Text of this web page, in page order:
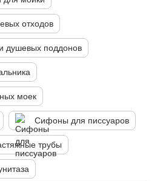
отходов
душевых поддонов
моек
Сифоны для писсуаров
трубы